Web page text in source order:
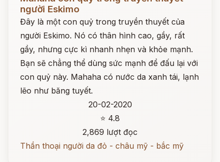
người Eskimo
Đây là một con quỷ trong truyền thuyết của
người Eskimo. Nó có thân hình cao, gầy, rất
gầy, nhưng cực kì nhanh nhẹn và khỏe mạnh.
Bạn sẽ chẳng thể dùng sức mạnh để đấu lại với
con quỷ này. Mahaha có nước da xanh tái, lạnh
lẽo như băng tuyết.
20-02-2020
⭐ 4.8
2,869 lượt đọc
Thần thoại người da đỏ - châu mỹ - bắc mỹ